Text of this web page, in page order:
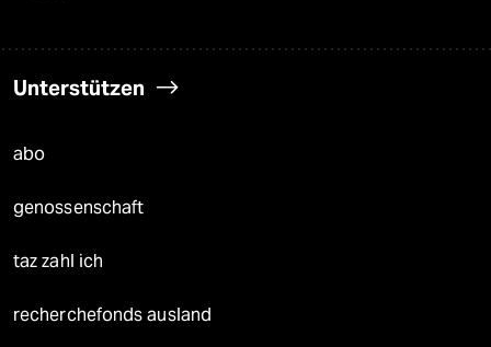
Unterstützen
abo
genossenschaft
taz zahl ich
recherchefonds ausland